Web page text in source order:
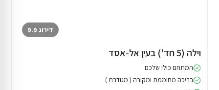
דירוג 9.9
וילה (5 חד') בעין אל-אסד
המתחם כולו שלכם
בריכה מחוממת ומקורה ( מגודרת )